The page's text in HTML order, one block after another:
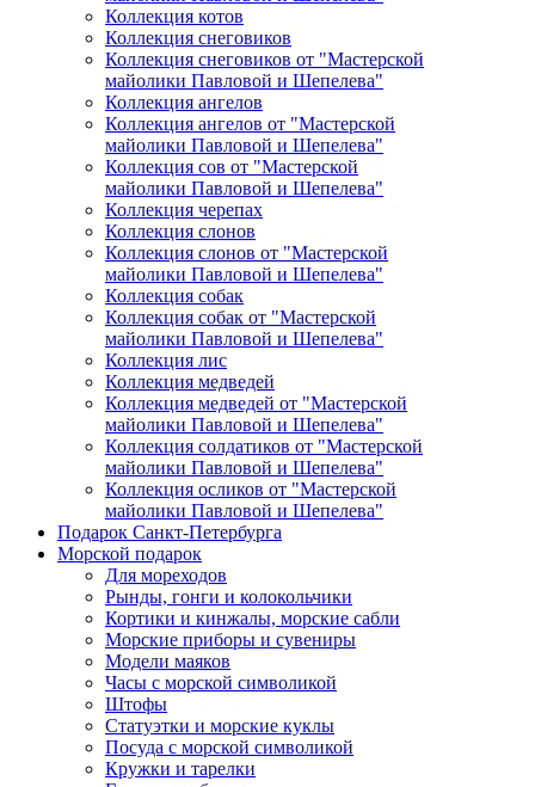
Коллекция котов
Коллекция снеговиков
Коллекция снеговиков от "Мастерской
майолики Павловой и Шепелева"
Коллекция ангелов
Коллекция ангелов от "Мастерской
майолики Павловой и Шепелева"
Коллекция сов от "Мастерской
майолики Павловой и Шепелева"
Коллекция черепах
Коллекция слонов
Коллекция слонов от "Мастерской
майолики Павловой и Шепелева"
Коллекция собак
Коллекция собак от "Мастерской
майолики Павловой и Шепелева"
Коллекция лис
Коллекция медведей
Коллекция медведей от "Мастерской
майолики Павловой и Шепелева"
Коллекция солдатиков от "Мастерской
майолики Павловой и Шепелева"
Коллекция осликов от "Мастерской
майолики Павловой и Шепелева"
Подарок Санкт-Петербурга
Морской подарок
Для мореходов
Рынды, гонги и колокольчики
Кортики и кинжалы, морские сабли
Морские приборы и сувениры
Модели маяков
Часы с морской символикой
Штофы
Статуэтки и морские куклы
Посуда с морской символикой
Кружки и тарелки